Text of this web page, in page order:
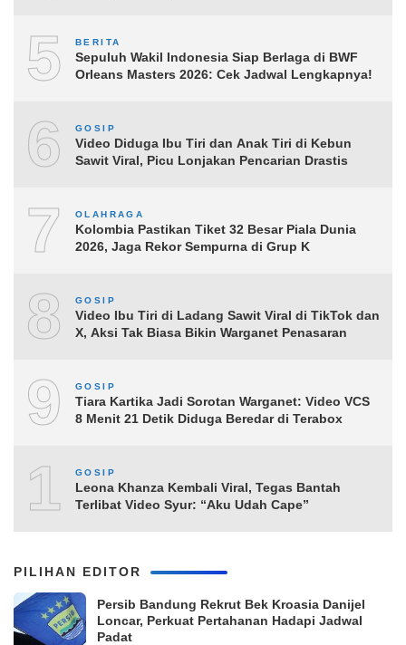
5 BERITA
Sepuluh Wakil Indonesia Siap Berlaga di BWF
Orleans Masters 2026: Cek Jadwal Lengkapnya!
6 GOSIP
Video Diduga Ibu Tiri dan Anak Tiri di Kebun
Sawit Viral, Picu Lonjakan Pencarian Drastis
7 OLAHRAGA
Kolombia Pastikan Tiket 32 Besar Piala Dunia
2026, Jaga Rekor Sempurna di Grup K
8 GOSIP
Video Ibu Tiri di Ladang Sawit Viral di TikTok dan
X, Aksi Tak Biasa Bikin Warganet Penasaran
9 GOSIP
Tiara Kartika Jadi Sorotan Warganet: Video VCS
8 Menit 21 Detik Diduga Beredar di Terabox
10
GOSIP
Leona Khanza Kembali Viral, Tegas Bantah
Terlibat Video Syur: “Aku Udah Cape”
PILIHAN EDITOR
Persib Bandung Rekrut Bek Kroasia Danijel
Loncar, Perkuat Pertahanan Hadapi Jadwal
Padat